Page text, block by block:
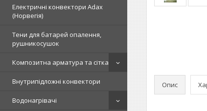
Електричні конвектори Adax
(Норвегія)
Тени для батарей опалення,
рушникосушок
Композитна арматура та сітка
Внутрипідложні конвектори
Водонагрівачі
Опис